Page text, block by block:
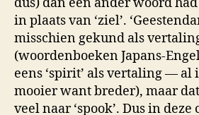
in plaats van ‘ziel’.
misschien gekund als
(woordenboeken Japans-
eens ‘spirit’ als vertaling — al
mooier want breder), maar
veel naar ‘spook’. Dus in